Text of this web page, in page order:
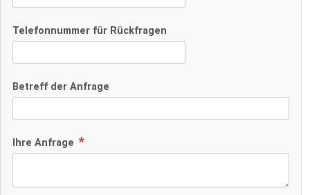
Telefonnummer für Rückfragen
Betreff der Anfrage
Ihre Anfrage